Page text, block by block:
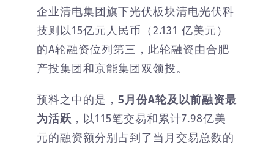
企业清电集团旗下光伏板块清电光伏科
技则以15亿元人民币（2.131 亿美元）
的A轮融资位列第三，此轮融资由合肥
产投集团和京能集团双领投。
预料之中的是， 5月份A轮及以前融资最
为活跃 ，以115笔交易和累计7.98亿美
元的融资额分别占到了当月交易总数的